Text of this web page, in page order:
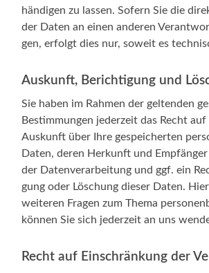
hän­di­gen zu las­sen. Sofern Sie die
der Daten an einen ande­ren
gen, erfolgt dies nur, soweit es
Auskunft, Berichtigung und
Sie haben im Rah­men der gel­ten­den
Bestim­mun­gen jeder­zeit das Recht
Aus­kunft über Ihre gespei­cher­ten
Daten, deren Her­kunft und
der Daten­ver­ar­bei­tung und ggf. ein
gung oder Löschung die­ser Daten.
wei­te­ren Fra­gen zum The­ma
kön­nen Sie sich jeder­zeit an uns
Recht auf Einschränkung der